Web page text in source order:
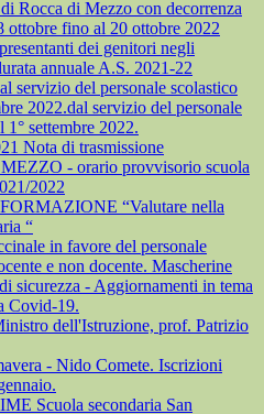
Rocca di Mezzo con decorrenza
ottobre fino al 20 ottobre 2022
dei genitori negli
annuale A.S. 2021-22
servizio del personale scolastico
2022.dal servizio del personale
1° settembre 2022.
Nota di trasmissione
- orario provvisorio scuola
2022
“Valutare nella
“
in favore del personale
e non docente. Mascherine
sicurezza - Aggiornamenti in tema
Covid-19.
dell'Istruzione, prof. Patrizio
- Nido Comete. Iscrizioni
Scuola secondaria San